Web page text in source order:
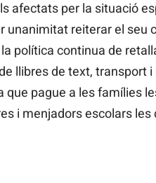
afectats per la situació
unanimitat reiterar el seu
política continua de
llibres de text, transport
pague a les famílies
i menjadors escolars